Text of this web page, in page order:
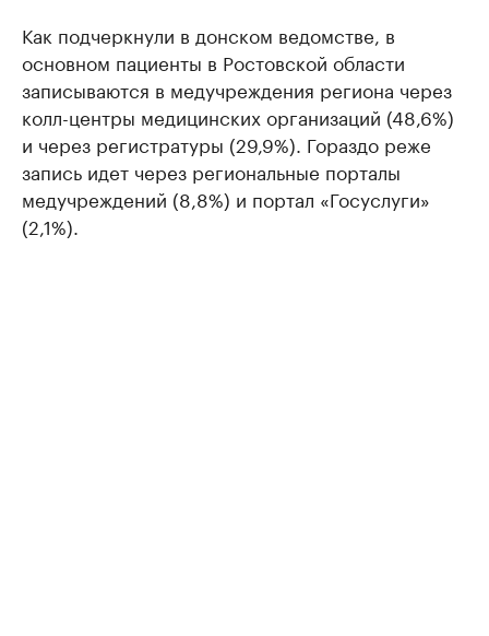
Как подчеркнули в донском ведомстве, в
основном пациенты в Ростовской области
записываются в медучреждения региона через
колл-центры медицинских организаций (48,6%)
и через регистратуры (29,9%). Гораздо реже
запись идет через региональные порталы
медучреждений (8,8%) и портал «Госуслуги»
(2,1%).